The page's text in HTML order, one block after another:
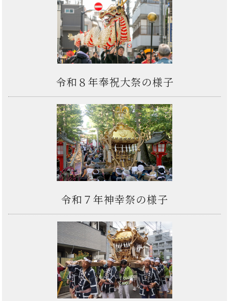
令和８年奉祝大祭の様子
令和７年神幸祭の様子